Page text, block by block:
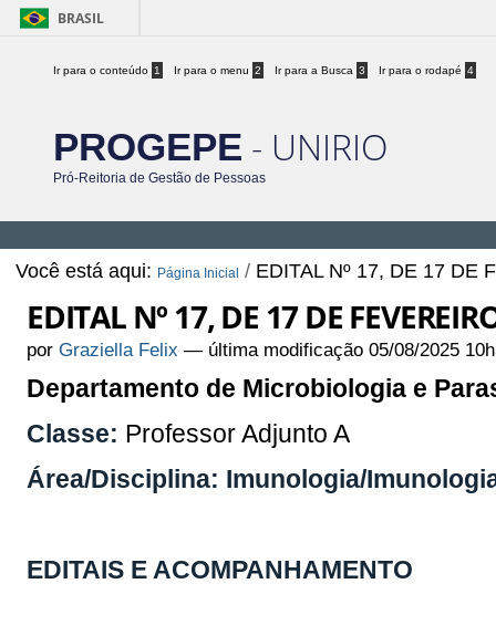
BRASIL
Ir para o conteúdo 1 Ir para o menu 2 Ir para a Busca 3 Ir para o rodapé 4
PROGEPE - UNIRIO
Pró-Reitoria de Gestão de Pessoas
Você está aqui: Página Inicial / EDITAL Nº 17, DE 17 DE
EDITAL Nº 17, DE 17 DE
porGraziella Felix — última modificação 05/08/2025
Departamento de Microbiologia e
Classe: Professor Adjunto A
Área/Disciplina: Imunologia/
EDITAIS E ACOMPANHAMENTO